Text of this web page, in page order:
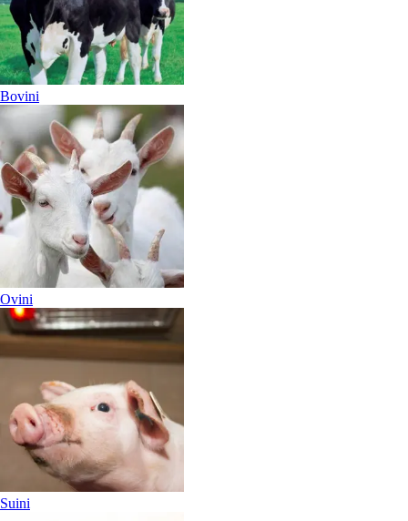
Bovini
Ovini
Suini